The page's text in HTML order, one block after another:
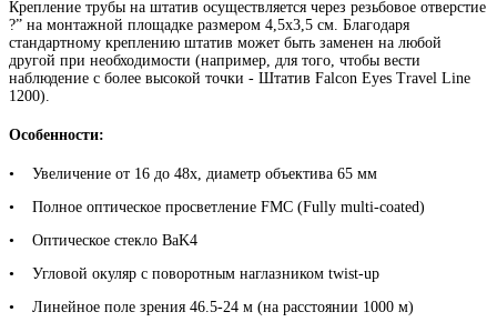
Крепление трубы на штатив осуществляется через резьбовое отверстие
?” на монтажной площадке размером 4,5х3,5 см. Благодаря
стандартному креплению штатив может быть заменен на любой
другой при необходимости (например, для того, чтобы вести
наблюдение с более высокой точки - Штатив Falcon Eyes Travel Line
1200).
Особенности:
• Увеличение от 16 до 48x, диаметр объектива 65 мм
• Полное оптическое просветление FMC (Fully multi-coated)
• Оптическое стекло BaK4
• Угловой окуляр с поворотным наглазником twist-up
• Линейное поле зрения 46.5-24 м (на расстоянии 1000 м)